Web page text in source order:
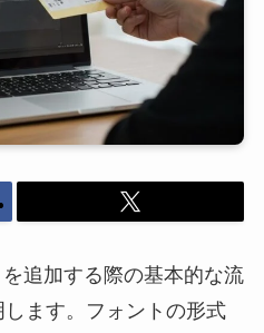
追加する際の基本的な流
ます。フォントの形式